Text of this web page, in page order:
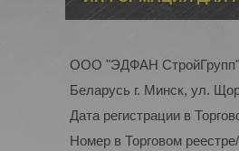
ООО "ЭДФАН СтройГрупп"
Беларусь г. Минск, ул.
Дата регистрации в
Номер в Торговом